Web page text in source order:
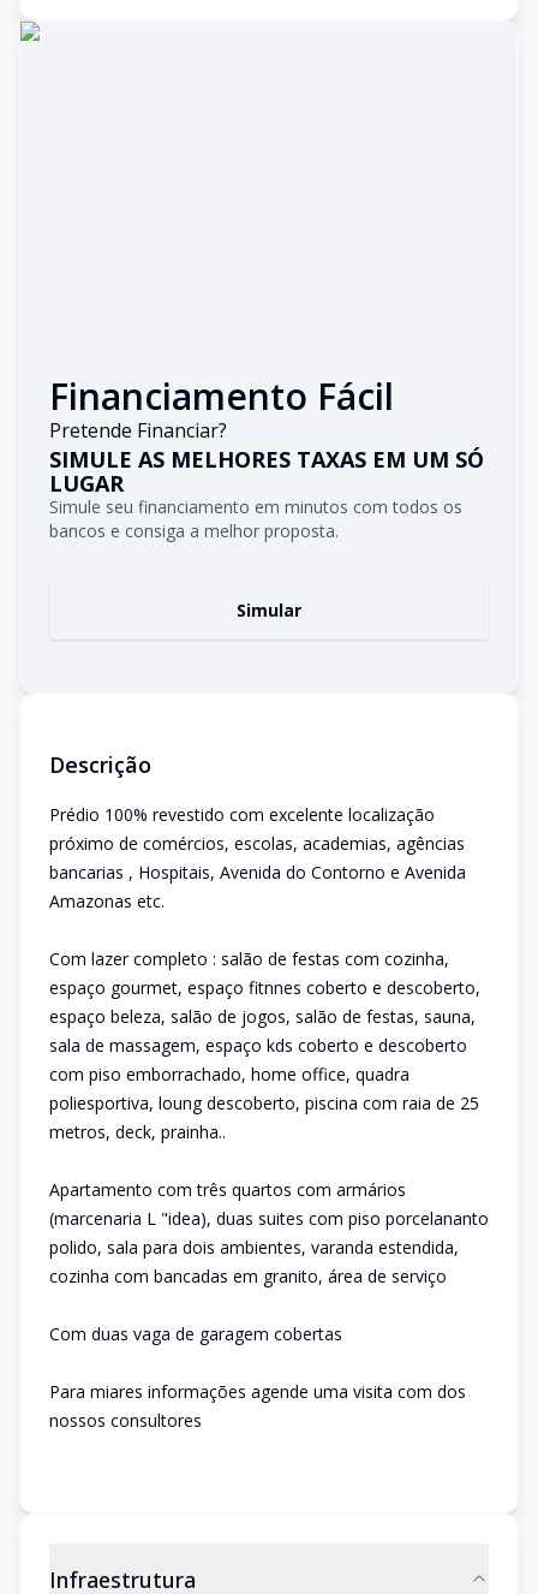
Financiamento Fácil
Pretende Financiar?
SIMULE AS MELHORES TAXAS EM UM SÓ
LUGAR
Simule seu financiamento em minutos com todos os
bancos e consiga a melhor proposta.
Simular
Descrição
Prédio 100% revestido com excelente localização
próximo de comércios, escolas, academias, agências
bancarias , Hospitais, Avenida do Contorno e Avenida
Amazonas etc.
Com lazer completo : salão de festas com cozinha,
espaço gourmet, espaço fitnnes coberto e descoberto,
espaço beleza, salão de jogos, salão de festas, sauna,
sala de massagem, espaço kds coberto e descoberto
com piso emborrachado, home office, quadra
poliesportiva, loung descoberto, piscina com raia de 25
metros, deck, prainha..
Apartamento com três quartos com armários
(marcenaria L "idea), duas suites com piso porcelananto
polido, sala para dois ambientes, varanda estendida,
cozinha com bancadas em granito, área de serviço
Com duas vaga de garagem cobertas
Para miares informações agende uma visita com dos
nossos consultores
Infraestrutura